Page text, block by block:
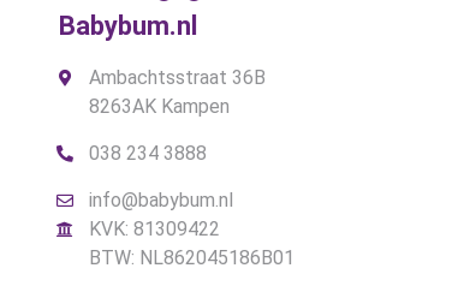
Babybum.nl
Ambachtsstraat 36B
8263AK Kampen
038 234 3888
info@babybum.nl
KVK: 81309422
BTW: NL862045186B01